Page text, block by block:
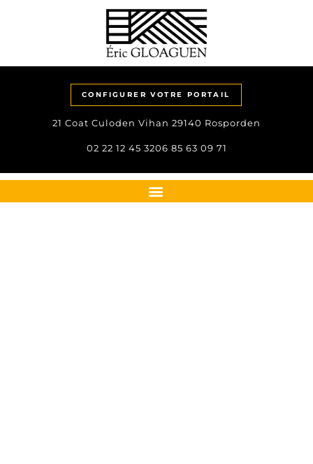
CONFIGURER VOTRE PORTAIL
21 Coat Culoden Vihan 29140 Rosporden
02 22 12 45 3206 85 63 09 71